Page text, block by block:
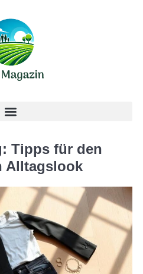
Tipps für den
Alltagslook